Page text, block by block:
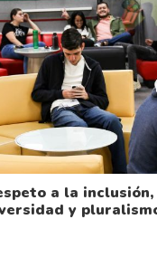
a la inclusión,
y